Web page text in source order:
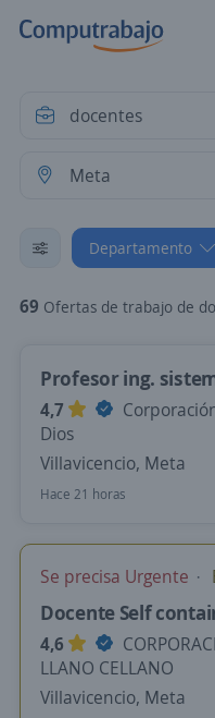
Departamento
69 Ofertas de trabajo de
Profesor ing.
4,7
Dios
Villavicencio, Meta
Hace 21 horas
Se precisa Urgente
Docente Self
4,6
LLANO CELLANO
Villavicencio, Meta